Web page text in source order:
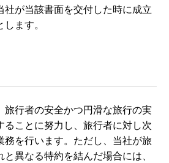
社が当該書面を交付した時に成立
ます。
行者の安全かつ円滑な旅行の実
ることに努力し、旅行者に対し次
務を行います。ただし、当社が旅
異なる特約を結んだ場合には、